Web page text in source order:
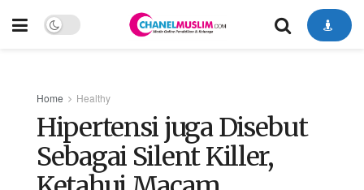
Home Healthy
Hipertensi juga Disebut
Sebagai Silent Killer,